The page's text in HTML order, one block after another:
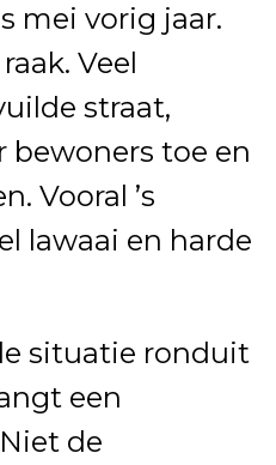
mei vorig jaar.
Veel
straat,
toe en
Vooral ’s
lawaai en harde
situatie ronduit
een
de